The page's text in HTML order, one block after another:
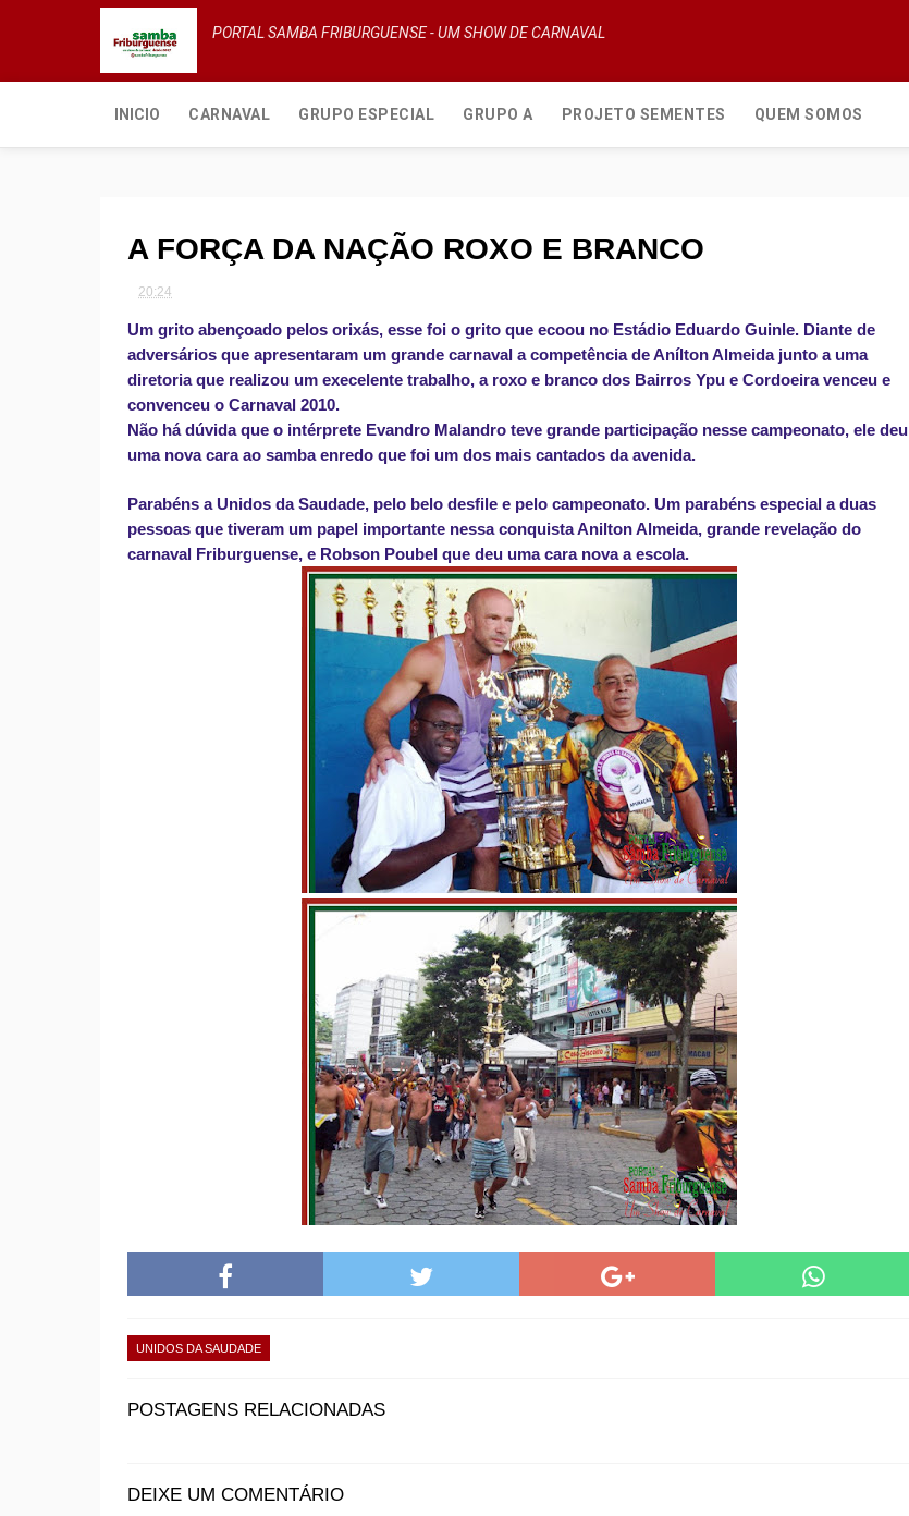
PORTAL SAMBA FRIBURGUENSE - UM SHOW DE CARNAVAL
INICIO CARNAVAL GRUPO ESPECIAL GRUPO A PROJETO SEMENTES QUEM SOMOS
A FORÇA DA NAÇÃO ROXO E BRANCO
20:24
Um grito abençoado pelos orixás, esse foi o grito que ecoou no Estádio Eduardo Guinle. Diante de
adversários que apresentaram um grande carnaval a competência de Anílton Almeida junto a uma
diretoria que realizou um execelente trabalho, a roxo e branco dos Bairros Ypu e Cordoeira venceu e
convenceu o Carnaval 2010.
Não há dúvida que o intérprete Evandro Malandro teve grande participação nesse campeonato, ele deu
uma nova cara ao samba enredo que foi um dos mais cantados da avenida.
Parabéns a Unidos da Saudade, pelo belo desfile e pelo campeonato. Um parabéns especial a duas
pessoas que tiveram um papel importante nessa conquista Anilton Almeida, grande revelação do
carnaval Friburguense, e Robson Poubel que deu uma cara nova a escola.
UNIDOS DA SAUDADE
POSTAGENS RELACIONADAS
DEIXE UM COMENTÁRIO